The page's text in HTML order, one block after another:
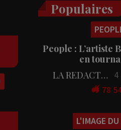
Populaires
People : L’artiste
en
LA REDACTION
4
78
L'IMAGE